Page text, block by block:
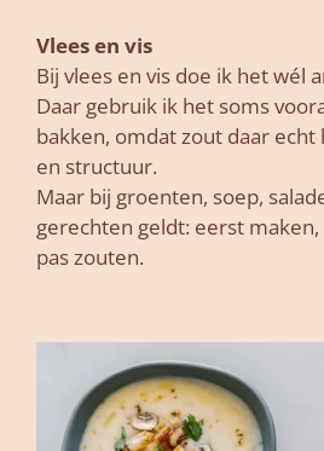
Vlees en vis
Bij vlees en vis doe ik het wél
Daar gebruik ik het soms
bakken, omdat zout daar echt
en structuur.
Maar bij groenten, soep,
gerechten geldt: eerst
pas zouten.